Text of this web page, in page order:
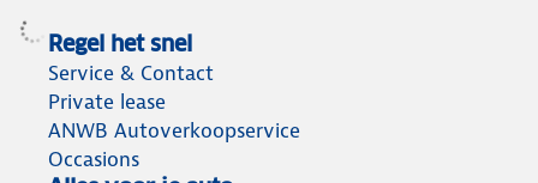
Regel het snel
Service & Contact
Private lease
ANWB Autoverkoopservice
Occasions